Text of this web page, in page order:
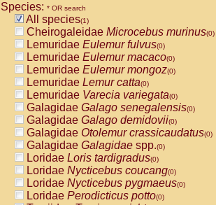
CebidaeCebus capucinus
CebidaeCebus nigrivittatus
CebidaeCebus spp.(0)
CebidaeSaimiri boliviensis(0)
CebidaeSaimiri sciureus(0)
AtelidaeAlouatta caraya(0)
AtelidaeAlouatta fusca(0)
AtelidaeAlouatta seniculus(0)
AtelidaeAlouattaspp.(0)
AtelidaeAteles belzebuth(0)
AtelidaeAteles geoffroyi(0)
AtelidaeAteles paniscus(0)
AtelidaeAtelesspp.(0)
AtelidaeLagothrix lagothricha(0)
AtelidaeLagothrix lagothricha cana
PitheciidaeCacajao calvus
Species: * OR search
All species(1)
Cheirogaleidae Microcebus murinus(0)
Lemuridae Eulemur fulvus(0)
Lemuridae Eulemur macaco(0)
Lemuridae Eulemur mongoz(0)
Lemuridae Lemur catta(0)
Lemuridae Varecia variegata(0)
Galagidae Galago senegalensis(0)
Galagidae Galago demidovii(0)
Galagidae Otolemur crassicaudatus(0)
Galagidae Galagidae spp.(0)
Loridae Loris tardigradus(0)
Loridae Nycticebus coucang(0)
Loridae Nycticebus pygmaeus(0)
Loridae Perodicticus potto(0)